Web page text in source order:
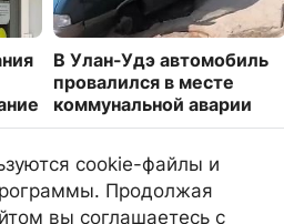
В Улан-Удэ автомобиль
провалился в месте
коммунальной аварии
cookie-файлы и
Продолжая
вы соглашаетесь с